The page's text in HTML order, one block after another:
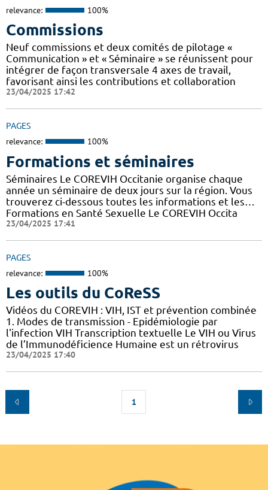
relevance: 100%
Commissions
Neuf commissions et deux comités de pilotage «
Communication » et « Séminaire » se réunissent pour
intégrer de façon transversale 4 axes de travail,
favorisant ainsi les contributions et collaboration
23/04/2025 17:42
PAGES
relevance: 100%
Formations et séminaires
Séminaires Le COREVIH Occitanie organise chaque
année un séminaire de deux jours sur la région. Vous
trouverez ci-dessous toutes les informations et les…
Formations en Santé Sexuelle Le COREVIH Occita
23/04/2025 17:41
PAGES
relevance: 100%
Les outils du CoReSS
Vidéos du COREVIH : VIH, IST et prévention combinée
1. Modes de transmission - Epidémiologie par
l'infection VIH Transcription textuelle Le VIH ou Virus
de l’Immunodéficience Humaine est un rétrovirus
23/04/2025 17:40
1